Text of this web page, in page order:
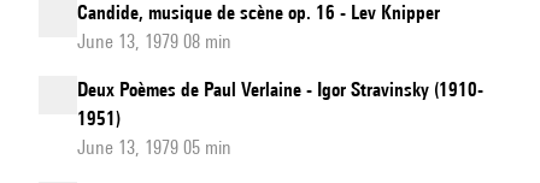
Candide, musique de scène op. 16 - Lev Knipper
June 13, 1979 08 min
Deux Poèmes de Paul Verlaine - Igor Stravinsky (1910-
1951)
June 13, 1979 05 min